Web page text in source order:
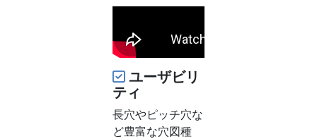
ユーザビリ
ティ
長穴やピッチ穴な
ど豊富な穴図種